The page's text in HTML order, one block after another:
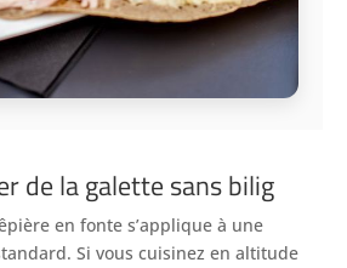
de la galette sans bilig
en fonte s’applique à une
Si vous cuisinez en altitude